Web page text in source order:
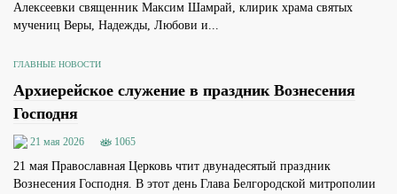
Алексеевки священник Максим Шамрай, клирик храма святых
мучениц Веры, Надежды, Любови и...
ГЛАВНЫЕ НОВОСТИ
Архиерейское служение в праздник Вознесения
Господня
21 мая 2026 1065
21 мая Православная Церковь чтит двунадесятый праздник
Вознесения Господня. В этот день Глава Белгородской митрополии